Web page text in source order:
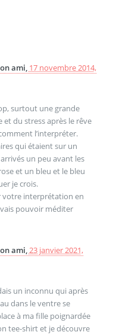
ami, 17 novembre 2014,
surtout une grande
du stress après le rêve
l’interpréter.
qui étaient sur un
un peu avant les
et un bleu et le bleu
je crois.
votre interprétation en
pouvoir méditer
ami,23 janvier 2021,
un inconnu qui après
dans le ventre se
à ma fille poignardée
tee-shirt et je découvre